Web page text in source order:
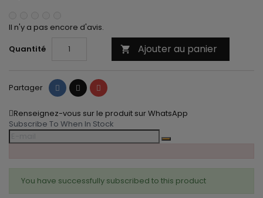
Il n'y a pas encore d'avis.
Quantité
 Ajouter au panier
Partager PartagerTweet Pinterest
Renseignez-vous sur le produit sur WhatsApp
Subscribe To When In Stock
You have successfully subscribed to this product